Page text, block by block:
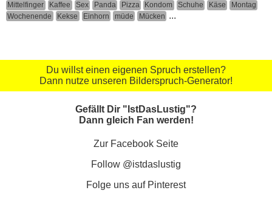
Mittelfinger Kaffee Sex Panda Pizza Kondom Schuhe Käse
Montag
Wochenende
Kekse Einhorn müde Mücken ...
Du willst einen eigenen Spruch erstellen?
Dann nutze unseren Bilderspruch-Generator!
Gefällt Dir "IstDasLustig"?
Dann gleich Fan werden!
Zur Facebook Seite
Follow @istdaslustig
Folge uns auf Pinterest